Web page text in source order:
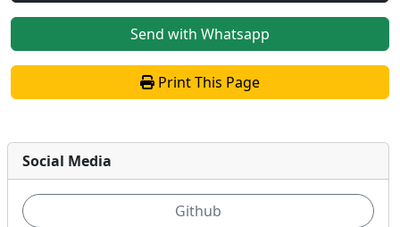
Send with Whatsapp
Print This Page
Social Media
Github